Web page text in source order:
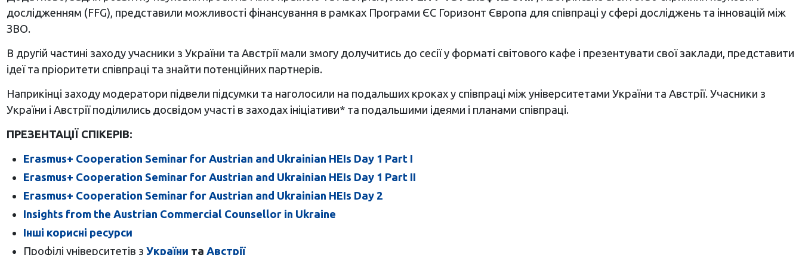
дослідженням (FFG), представили можливості фінансування в рамках Програми ЄС Горизонт Європа для співпраці у сфері досліджень та інновацій між
ЗВО.
В другій частині заходу учасники з України та Австрії мали змогу долучитись до сесії у форматі світового кафе і презентувати свої заклади, представити
ідеї та пріоритети співпраці та знайти потенційних партнерів.
Наприкінці заходу модератори підвели підсумки та наголосили на подальших кроках у співпраці між університетами України та Австрії. Учасники з
України і Австрії поділились досвідом участі в заходах ініціативи* та подальшими ідеями і планами співпраці.
ПРЕЗЕНТАЦІЇ СПІКЕРІВ:
Erasmus+ Cooperation Seminar for Austrian and Ukrainian HEIs Day 1 Part I
Erasmus+ Cooperation Seminar for Austrian and Ukrainian HEIs Day 1 Part II
Erasmus+ Cooperation Seminar for Austrian and Ukrainian HEIs Day 2
Insights from the Austrian Commercial Counsellor in Ukraine
Інші корисні ресурси
Профілі університетів з України та Австрії